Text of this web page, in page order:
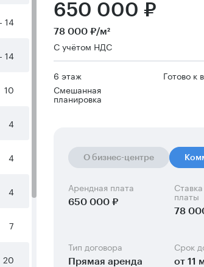
14
14
10
4
4
4
7
20
650 000 ₽
78 000 ₽/м²
С учётом НДС
6 этаж
Готово к
Смешанная
планировка
О бизнес-центре
Арендная плата
650 000 ₽
Ставка арендной
платы
78
Тип договора
Прямая аренда
Срок
от 11